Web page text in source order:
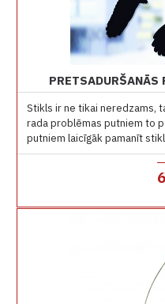
PRETSADURŠANĀS
Stikls ir ne tikai neredzams,
rada problēmas putniem to
putniem laicīgāk pamanīt